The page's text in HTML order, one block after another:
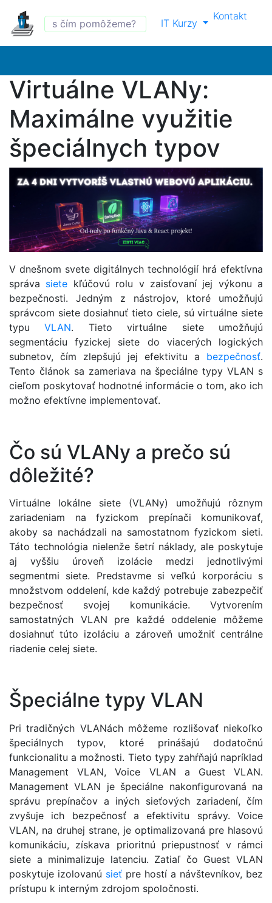
IT Kurzy
Kontakt
Virtuálne VLANy:
Maximálne využitie
špeciálnych typov
V dnešnom svete digitálnych technológií hrá efektívna
správa siete kľúčovú rolu v zaisťovaní jej výkonu a
bezpečnosti. Jedným z nástrojov, ktoré umožňujú
správcom siete dosiahnuť tieto ciele, sú virtuálne siete
typuVLAN. Tieto virtuálne siete umožňujú
segmentáciu fyzickej siete do viacerých logických
subnetov, čím zlepšujú jej efektivitu a bezpečnosť.
Tento článok sa zameriava na špeciálne typy VLAN s
cieľom poskytovať hodnotné informácie o tom, ako ich
možno efektívne implementovať.
Čo sú VLANy a prečo sú
dôležité?
Virtuálne lokálne siete (VLANy) umožňujú rôznym
zariadeniam na fyzickom prepínači komunikovať,
akoby sa nachádzali na samostatnom fyzickom sieti.
Táto technológia nielenže šetrí náklady, ale poskytuje
aj vyššiu úroveň izolácie medzi jednotlivými
segmentmi siete. Predstavme si veľkú korporáciu s
množstvom oddelení, kde každý potrebuje zabezpečiť
bezpečnosť svojej komunikácie. Vytvorením
samostatných VLAN pre každé oddelenie môžeme
dosiahnuť túto izoláciu a zároveň umožniť centrálne
riadenie celej siete.
Špeciálne typy VLAN
Pri tradičných VLANách môžeme rozlišovať niekoľko
špeciálnych typov, ktoré prinášajú dodatočnú
funkcionalitu a možnosti. Tieto typy zahŕňajú napríklad
Management VLAN, Voice VLAN a Guest VLAN.
Management VLAN je špeciálne nakonfigurovaná na
správu prepínačov a iných sieťových zariadení, čím
zvyšuje ich bezpečnosť a efektivitu správy. Voice
VLAN, na druhej strane, je optimalizovaná pre hlasovú
komunikáciu, získava prioritnú priepustnosť v rámci
siete a minimalizuje latenciu. Zatiaľ čo Guest VLAN
poskytuje izolovanú sieť pre hostí a návštevníkov, bez
prístupu k interným zdrojom spoločnosti.